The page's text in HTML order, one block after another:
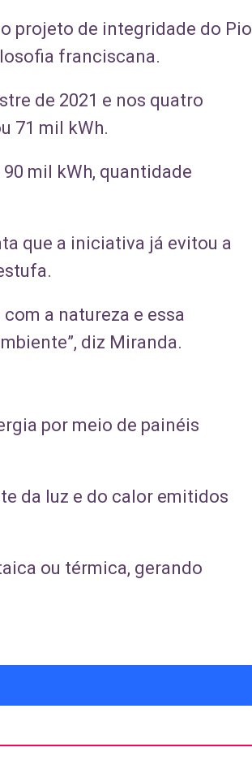
projeto de integridade do Pio
franciscana.
de 2021 e nos quatro
71 mil kWh.
mil kWh, quantidade
que a iniciativa já evitou a
a natureza e essa
diz Miranda.
por meio de painéis
da luz e do calor emitidos
ou térmica, gerando